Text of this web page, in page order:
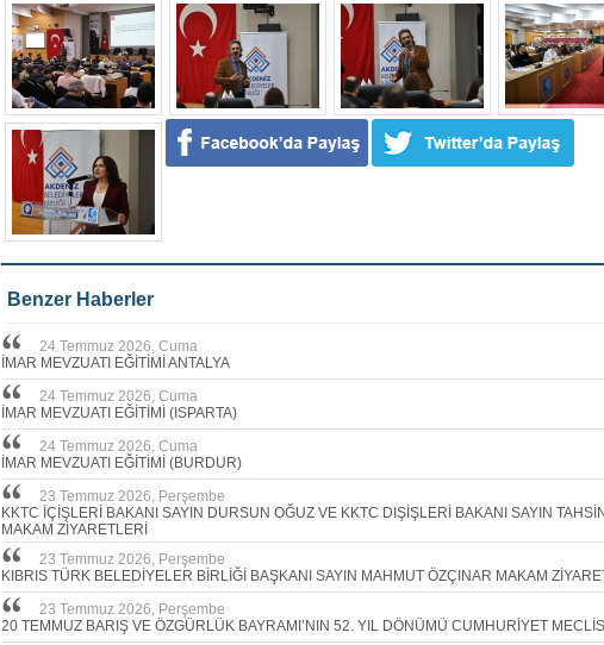
Benzer Haberler
24 Temmuz 2026, Cuma
İMAR MEVZUATI EĞİTİMİ ANTALYA
24 Temmuz 2026, Cuma
İMAR MEVZUATI EĞİTİMİ (ISPARTA)
24 Temmuz 2026, Cuma
İMAR MEVZUATI EĞİTİMİ (BURDUR)
23 Temmuz 2026, Perşembe
KKTC İÇİŞLERİ BAKANI SAYIN DURSUN OĞUZ VE KKTC DIŞİŞLERİ BAKANI SAYIN
MAKAM ZİYARETLERİ
23 Temmuz 2026, Perşembe
KIBRIS TÜRK BELEDİYELER BİRLİĞİ BAŞKANI SAYIN MAHMUT ÖZÇINAR MAKAM
23 Temmuz 2026, Perşembe
20 TEMMUZ BARIŞ VE ÖZGÜRLÜK BAYRAMI’NIN 52. YIL DÖNÜMÜ CUMHURİYET